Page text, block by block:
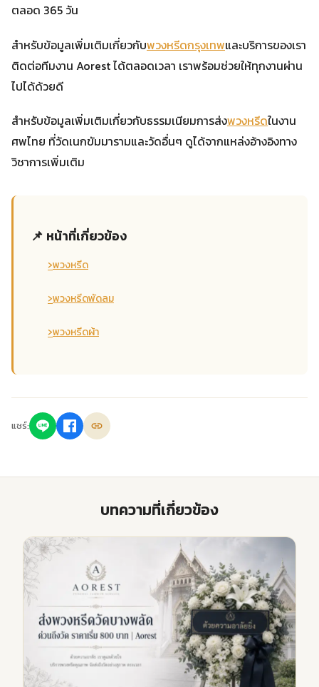
ตลอด 365 วัน
สำหรับข้อมูลเพิ่มเติมเกี่ยวกับพวงหรีดกรุงเทพและบริการของเรา
ติดต่อทีมงาน Aorest ได้ตลอดเวลา เราพร้อมช่วยให้ทุกงานผ่าน
ไปได้ด้วยดี
สำหรับข้อมูลเพิ่มเติมเกี่ยวกับธรรมเนียมการส่งพวงหรีดในงาน
ศพไทย ที่วัดเนกขัมมารามและวัดอื่นๆ ดูได้จากแหล่งอ้างอิงทาง
วิชาการเพิ่มเติม
📌 หน้าที่เกี่ยวข้อง
›พวงหรีด
›พวงหรีดพัดลม
›พวงหรีดผ้า
แชร์:
บทความที่เกี่ยวข้อง